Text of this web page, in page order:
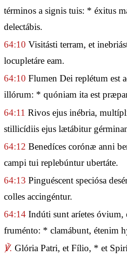
términos a signis tuis: * éxitus
delectábis.
64:10 Visitásti terram, et
locupletáre eam.
64:10 Flumen Dei replétum est
illórum: * quóniam ita est
64:11 Rivos ejus inébria,
stillicídiis ejus lætábitur
64:12 Benedíces corónæ anni
campi tui replebúntur ubertáte.
64:13 Pinguéscent speciósa
colles accingéntur.
64:14 Indúti sunt aríetes óvium,
fruménto: * clamábunt, étenim
℣. Glória Patri, et Fílio, * et